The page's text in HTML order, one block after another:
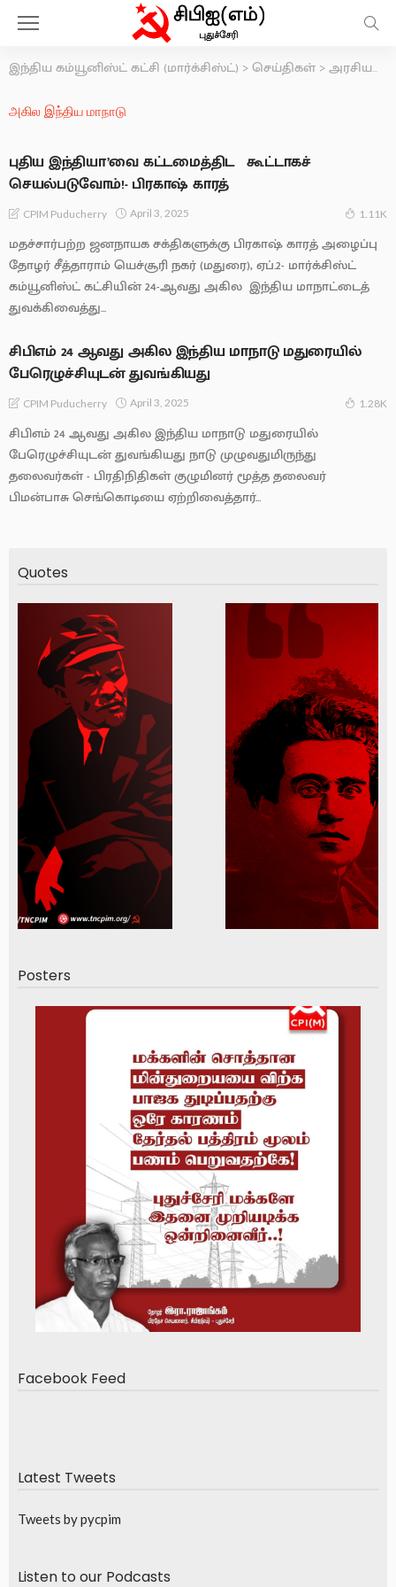
இந்திய கம்யூனிஸ்ட் கட்சி (மார்க்சிஸ்ட்) >செய்திகள் >அரசியல் தலைமைக்குழு
அகில இந்திய மாநாடு
புதிய இந்தியா’வை கட்டமைத்திட கூட்டாகச்
செயல்படுவோம்!- பிரகாஷ் காரத்
CPIM Puducherry April 3, 2025 1.11K
மதச்சார்பற்ற ஜனநாயக சக்திகளுக்கு பிரகாஷ் காரத் அழைப்பு
தோழர் சீத்தாராம் யெச்சூரி நகர் (மதுரை), ஏப்.2- மார்க்சிஸ்ட்
கம்யூனிஸ்ட் கட்சியின் 24-ஆவது அகில இந்திய மாநாட்டைத்
துவக்கிவைத்து...
சிபிஎம் 24 ஆவது அகில இந்திய மாநாடு மதுரையில்
பேரெழுச்சியுடன் துவங்கியது
CPIM Puducherry April 3, 2025 1.28K
சிபிஎம் 24 ஆவது அகில இந்திய மாநாடு மதுரையில்
பேரெழுச்சியுடன் துவங்கியது நாடு முழுவதுமிருந்து
தலைவர்கள் - பிரதிநிதிகள் குழுமினர் மூத்த தலைவர்
பிமன்பாசு செங்கொடியை ஏற்றிவைத்தார்...
Quotes
Posters
Facebook Feed
Latest Tweets
Tweets by pycpim
Listen to our Podcasts